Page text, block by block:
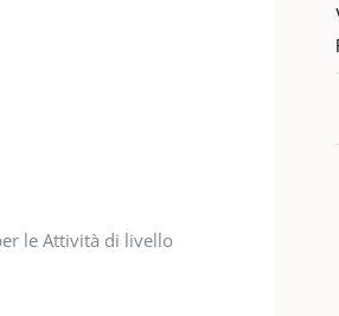
le Attività di livello 1.